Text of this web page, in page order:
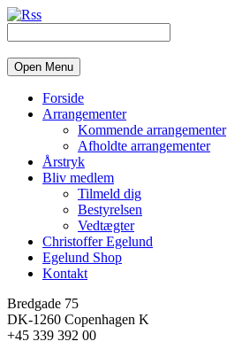
Open Menu
Forside
Arrangementer
Kommende arrangementer
Afholdte arrangementer
Årstryk
Bliv medlem
Tilmeld dig
Bestyrelsen
Vedtægter
Christoffer Egelund
Egelund Shop
Kontakt
Bredgade 75
DK-1260 Copenhagen K
+45 339 392 00